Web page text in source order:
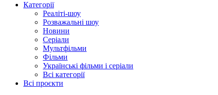
Категорії
Реаліті-шоу
Розважальні шоу
Новини
Серіали
Мультфільми
Фільми
Українські фільми і серіали
Всі категорії
Всі проєкти